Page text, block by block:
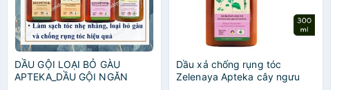
DẦU GỘI LOẠI BỎ GÀU
APTEKA_DẦU GỘI NGĂN
Dầu xả chống rụng tóc
Zelenaya Apteka cây ngưu